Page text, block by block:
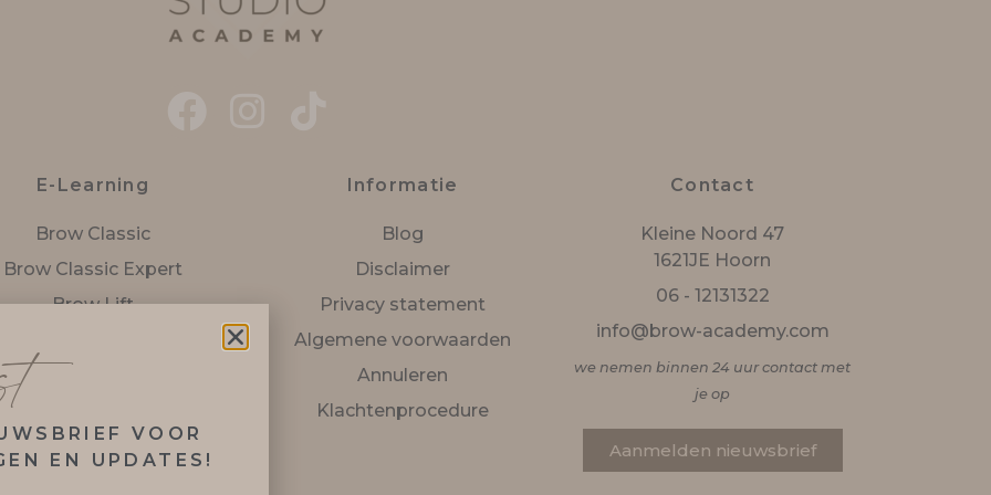
E-Learning
Brow Classic
Brow Classic Expert
Brow Lift
DIY Brow Classic
Informatie
Blog
Disclaimer
Privacy statement
Algemene voorwaarden
Annuleren
Klachtenprocedure
Contact
Kleine Noord 47
1621JE Hoorn
06 - 12131322
info@brow-academy.com
we nemen binnen 24 uur contact met
je op
Aanmelden nieuwsbrief
VOOR
EN UPDATES!